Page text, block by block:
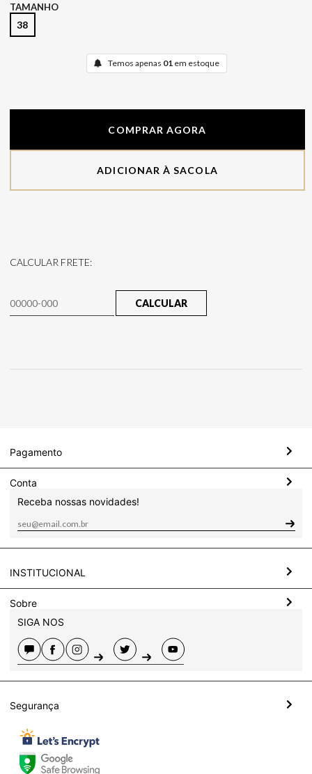
TAMANHO
38
Temos apenas 01em estoque
COMPRAR AGORA
ADICIONAR À SACOLA
CALCULAR FRETE:
CALCULAR
Pagamento
Conta
Receba nossas novidades!
INSTITUCIONAL
Sobre
SIGA NOS
Segurança